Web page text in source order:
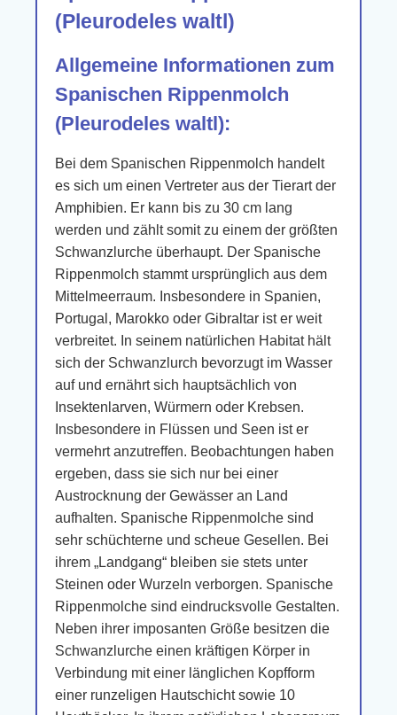
(Pleurodeles waltl)
Allgemeine Informationen zum
Spanischen Rippenmolch
(Pleurodeles waltl):
Bei dem Spanischen Rippenmolch handelt
es sich um einen Vertreter aus der Tierart der
Amphibien. Er kann bis zu 30 cm lang
werden und zählt somit zu einem der größten
Schwanzlurche überhaupt. Der Spanische
Rippenmolch stammt ursprünglich aus dem
Mittelmeerraum. Insbesondere in Spanien,
Portugal, Marokko oder Gibraltar ist er weit
verbreitet. In seinem natürlichen Habitat hält
sich der Schwanzlurch bevorzugt im Wasser
auf und ernährt sich hauptsächlich von
Insektenlarven, Würmern oder Krebsen.
Insbesondere in Flüssen und Seen ist er
vermehrt anzutreffen. Beobachtungen haben
ergeben, dass sie sich nur bei einer
Austrocknung der Gewässer an Land
aufhalten. Spanische Rippenmolche sind
sehr schüchterne und scheue Gesellen. Bei
ihrem „Landgang“ bleiben sie stets unter
Steinen oder Wurzeln verborgen. Spanische
Rippenmolche sind eindrucksvolle Gestalten.
Neben ihrer imposanten Größe besitzen die
Schwanzlurche einen kräftigen Körper in
Verbindung mit einer länglichen Kopfform
einer runzeligen Hautschicht sowie 10